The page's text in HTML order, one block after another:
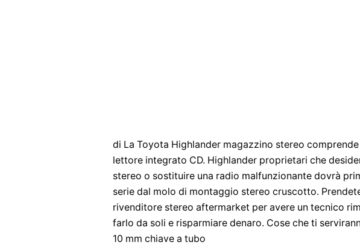
di La Toyota Highlander magazzino stereo
lettore integrato CD. Highlander proprietari che
stereo o sostituire una radio malfunzionante dovrà
serie dal molo di montaggio stereo cruscotto.
rivenditore stereo aftermarket per avere un tecnico
farlo da soli e risparmiare denaro. Cose che ti
10 mm chiave a tubo